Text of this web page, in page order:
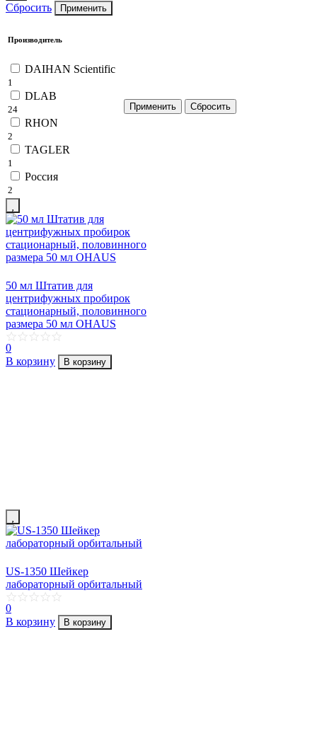
Сбросить Применить
Производитель
DAIHAN Scientific
1
DLAB
24
RHON
2
TAGLER
1
Россия
2
50 мл Штатив для
центрифужных пробирок
стационарный, половинного
размера 50 мл OHAUS
0
В корзину
В корзину
US-1350 Шейкер
лабораторный орбитальный
0
В корзину
В корзину